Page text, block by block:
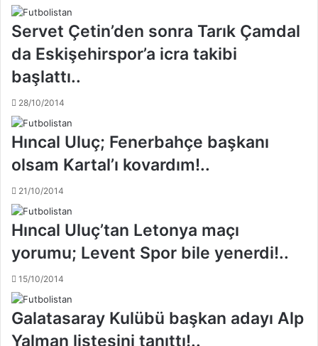
l
'
n
ı
n
r
c
a
ı
d
ı
r
l
Servet Çetin’den sonra Tarık Çamdal
da Eskişehirspor’a icra takibi
başlattı..
28/10/2014
Hıncal Uluç; Fenerbahçe başkanı
olsam Kartal’ı kovardım!..
21/10/2014
Hıncal Uluç’tan Letonya maçı
yorumu; Levent Spor bile yenerdi!..
15/10/2014
Galatasaray Kulübü başkan adayı Alp
Yalman listesini tanıttı!..